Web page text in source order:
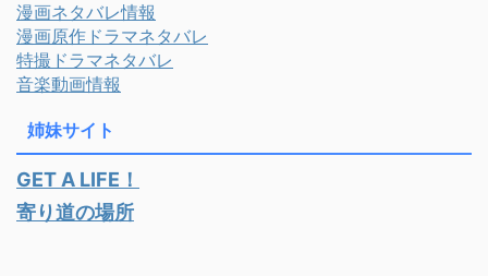
漫画ネタバレ情報
漫画原作ドラマネタバレ
特撮ドラマネタバレ
音楽動画情報
姉妹サイト
GET A LIFE！
寄り道の場所